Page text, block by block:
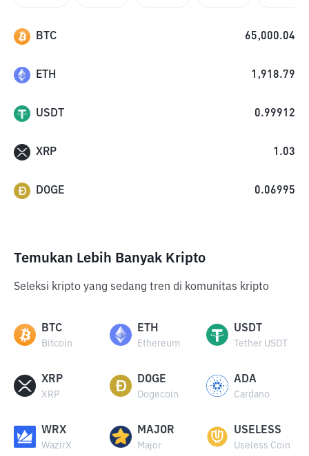
BTC 65,000.04
ETH 1,918.79
USDT 0.99912
XRP 1.03
DOGE 0.06995
Temukan Lebih Banyak Kripto
Seleksi kripto yang sedang tren di komunitas kripto
BTC
Bitcoin
ETH
Ethereum
USDT
Tether USDT
XRP
XRP
DOGE
Dogecoin
ADA
Cardano
WRX
WazirX
MAJOR
Major
USELESS
Useless Coin